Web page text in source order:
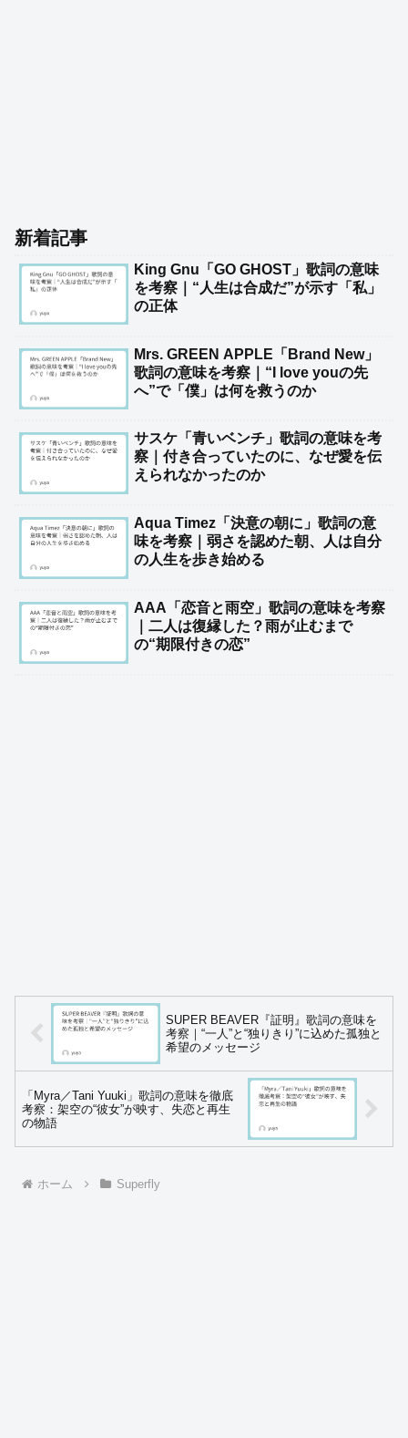
新着記事
King Gnu「GO GHOST」歌詞の意味
を考察｜“人生は合成だ”が示す「私」
の正体
Mrs. GREEN APPLE「Brand New」
歌詞の意味を考察｜“I love youの先
へ”で「僕」は何を救うのか
サスケ「青いベンチ」歌詞の意味を考
察｜付き合っていたのに、なぜ愛を伝
えられなかったのか
Aqua Timez「決意の朝に」歌詞の意
味を考察｜弱さを認めた朝、人は自分
の人生を歩き始める
AAA「恋音と雨空」歌詞の意味を考察
｜二人は復縁した？雨が止むまで
の“期限付きの恋”
SUPER BEAVER『証明』歌詞の意味を
考察｜“一人”と“独りきり”に込めた孤独と
希望のメッセージ
「Myra／Tani Yuuki」歌詞の意味を徹底
考察：架空の“彼女”が映す、失恋と再生
の物語
ホーム Superfly